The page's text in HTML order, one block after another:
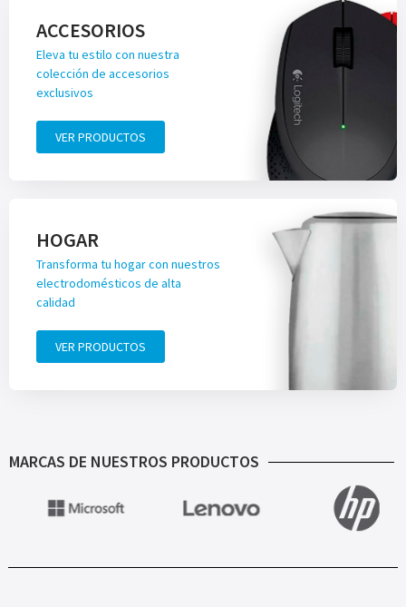
ACCESORIOS
Eleva tu estilo con nuestra
colección de accesorios
exclusivos
VER PRODUCTOS
HOGAR
Transforma tu hogar con nuestros
electrodomésticos de alta
calidad
VER PRODUCTOS
MARCAS DE NUESTROS PRODUCTOS